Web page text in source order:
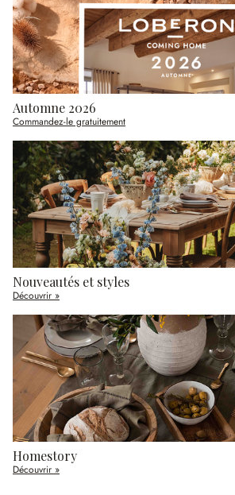
Automne 2026
Commandez-le gratuitement
Nouveautés et styles
Découvrir »
Homestory
Découvrir »